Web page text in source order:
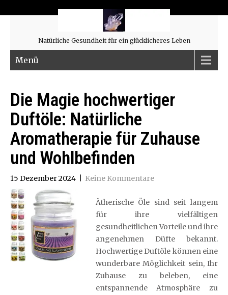
Natürliche Gesundheit für ein glücklicheres Leben
Menü
Die Magie hochwertiger
Duftöle: Natürliche
Aromatherapie für Zuhause
und Wohlbefinden
15 Dezember 2024 Keine Kommentare
Ätherische Öle sind seit langem
für ihre vielfältigen
gesundheitlichen Vorteile und ihre
angenehmen Düfte bekannt.
Hochwertige Duftöle können eine
wunderbare Möglichkeit sein, Ihr
Zuhause zu beleben, eine
entspannende Atmosphäre zu